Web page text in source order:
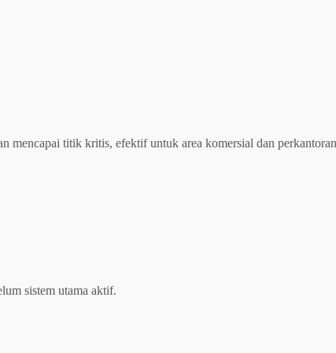
mencapai titik kritis, efektif untuk area komersial dan
sistem utama aktif.